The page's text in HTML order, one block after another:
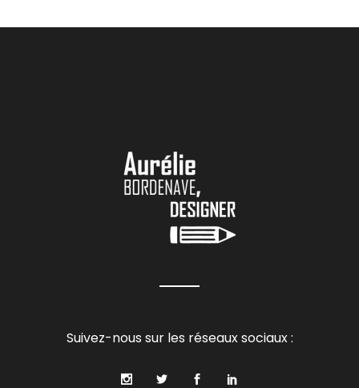
Suivez-nous sur les réseaux sociaux :